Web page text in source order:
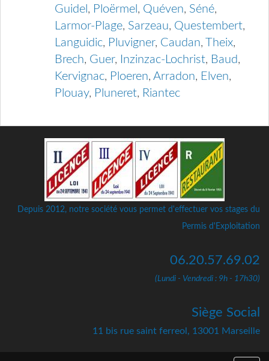
Guidel , Ploërmel , Quéven, Séné,
Larmor-Plage, Sarzeau, Questembert,
Languidic, Pluvigner, Caudan, Theix,
Brech, Guer, Inzinzac-Lochrist, Baud,
Kervignac, Ploeren, Arradon, Elven,
Plouay, Pluneret, Riantec
Depuis 2012, notre société vous permet d'effectuer vos stages du
Permis d'Exploitation
06.20.57.69.02
(Lundi - Vendredi : 9h - 17h30)
Siège Social
11 bis rue saint ferreol, 13001 Marseille